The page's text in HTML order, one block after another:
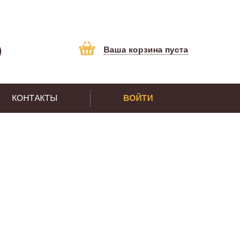
Ваша корзина пуста
КОНТАКТЫ ВОЙТИ